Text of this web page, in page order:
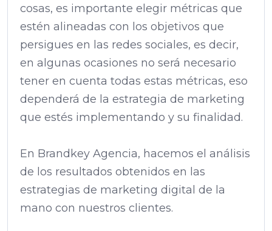
cosas, es importante elegir métricas que
estén alineadas con los objetivos que
persigues en las redes sociales, es decir,
en algunas ocasiones no será necesario
tener en cuenta todas estas métricas, eso
dependerá de la estrategia de marketing
que estés implementando y su finalidad.
En Brandkey Agencia, hacemos el análisis
de los resultados obtenidos en las
estrategias de marketing digital de la
mano con nuestros clientes.